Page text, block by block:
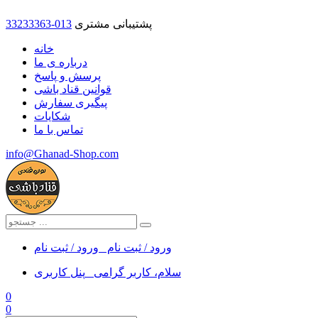
33233363-013 پشتیبانی مشتری
خانه
درباره ی ما
پرسش و پاسخ
قوانین قناد باشی
پیگیری سفارش
شکایات
تماس با ما
info@Ghanad-Shop.com
ورود / ثبت نام ورود / ثبت نام
سلام، کاربر گرامی
پنل کاربری
0
0